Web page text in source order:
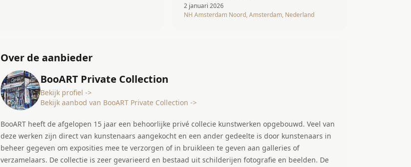
2 januari 2026
NH Amsterdam Noord, Amsterdam, Nederland
Over de aanbieder
BooART Private Collection
Bekijk profiel ->
Bekijk aanbod van BooART Private Collection ->
BooART heeft de afgelopen 15 jaar een behoorlijke privé collecie kunstwerken opgebouwd. Veel van
deze werken zijn direct van kunstenaars aangekocht en een ander gedeelte is door kunstenaars in
beheer gegeven om exposities mee te verzorgen of in bruikleen te geven aan galleries of
verzamelaars. De collectie is zeer gevarieerd en bestaad uit schilderijen fotografie en beelden. De